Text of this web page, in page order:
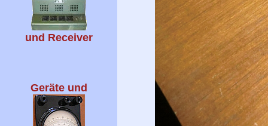
und Receiver
Geräte und